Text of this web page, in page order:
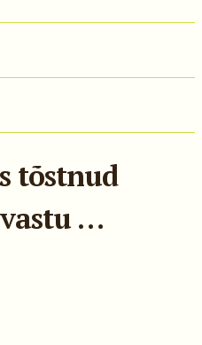
tõstnud
…